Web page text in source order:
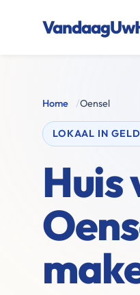
Home /Oensel
LOKAAL IN
Huis